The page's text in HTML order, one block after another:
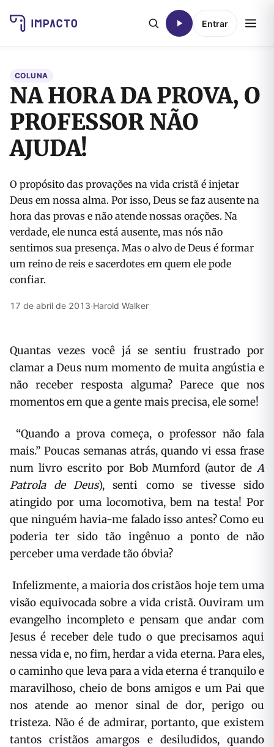
Entrar
COLUNA
NA HORA DA PROVA, O
PROFESSOR NÃO
AJUDA!
O propósito das provações na vida cristã é injetar
Deus em nossa alma. Por isso, Deus se faz ausente na
hora das provas e não atende nossas orações. Na
verdade, ele nunca está ausente, mas nós não
sentimos sua presença. Mas o alvo de Deus é formar
um reino de reis e sacerdotes em quem ele pode
confiar.
17 de abril de 2013·Harold Walker
Quantas vezes você já se sentiu frustrado por
clamar a Deus num momento de muita angústia e
não receber resposta alguma? Parece que nos
momentos em que a gente mais precisa, ele some!
“Quando a prova começa, o professor não fala
mais.” Poucas semanas atrás, quando vi essa frase
num livro escrito por Bob Mumford (autor de A
Patrola de Deus), senti como se tivesse sido
atingido por uma locomotiva, bem na testa! Por
que ninguém havia-me falado isso antes? Como eu
poderia ter sido tão ingênuo a ponto de não
perceber uma verdade tão óbvia?
Infelizmente, a maioria dos cristãos hoje tem uma
visão equivocada sobre a vida cristã. Ouviram um
evangelho incompleto e pensam que andar com
Jesus é receber dele tudo o que precisamos aqui
nessa vida e, no fim, herdar a vida eterna. Para eles,
o caminho que leva para a vida eterna é tranquilo e
maravilhoso, cheio de bons amigos e um Pai que
nos atende ao menor sinal de dor, perigo ou
tristeza. Não é de admirar, portanto, que existem
tantos cristãos amargos e desiludidos, quando